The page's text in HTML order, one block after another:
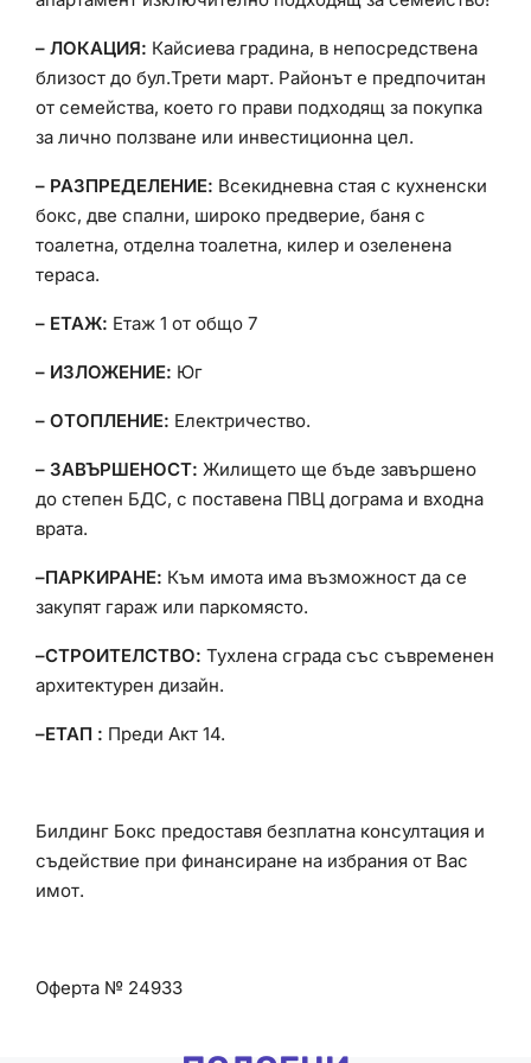
– ЛОКАЦИЯ: Кайсиева градина, в непосредствена
близост до бул.Трети март. Районът е предпочитан
от семейства, което го прави подходящ за покупка
за лично ползване или инвестиционна цел.
– РАЗПРЕДЕЛЕНИЕ: Всекидневна стая с кухненски
бокс, две спални, широко предверие, баня с
тоалетна, отделна тоалетна, килер и озеленена
тераса.
– ЕТАЖ: Етаж 1 от общо 7
– ИЗЛОЖЕНИЕ: Юг
– ОТОПЛЕНИЕ: Електричество.
– ЗАВЪРШЕНОСТ: Жилището ще бъде завършено
до степен БДС, с поставена ПВЦ дограма и входна
врата.
–ПАРКИРАНЕ: Към имота има възможност да се
закупят гараж или паркомясто.
–СТРОИТЕЛСТВО: Тухлена сграда със съвременен
архитектурен дизайн.
–ЕТАП : Преди Акт 14.
Билдинг Бокс предоставя безплатна консултация и
съдействие при финансиране на избрания от Вас
имот.
Оферта № 24933